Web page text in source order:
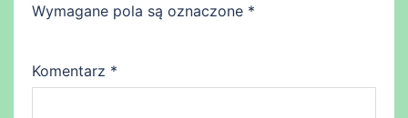
Wymagane pola są oznaczone *
Komentarz *